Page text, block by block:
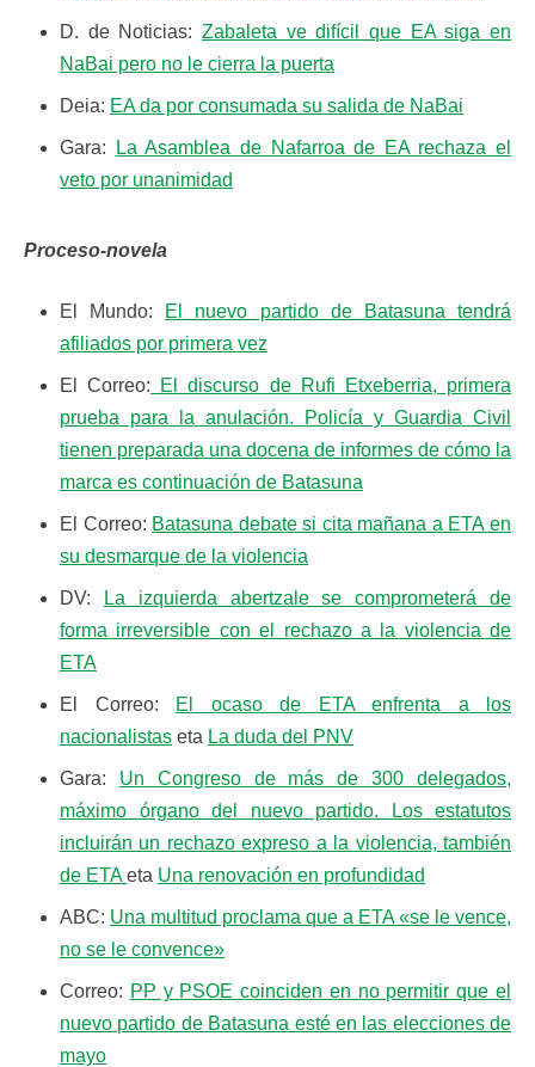
D. de Noticias: Zabaleta ve difícil que EA siga en
NaBai pero no le cierra la puerta
Deia: EA da por consumada su salida de NaBai
Gara:
La Asamblea de Nafarroa de EA rechaza el
veto por unanimidad
Proceso-novela
El Mundo:
El nuevo partido de Batasuna tendrá
afiliados por primera vez
El Correo: El discurso de Rufi Etxeberria, primera
prueba para la anulación. Policía y Guardia Civil
tienen preparada una docena de informes de cómo la
marca es continuación de Batasuna
El Correo: Batasuna debate si cita mañana a ETA en
su desmarque de la violencia
DV:
La izquierda abertzale se comprometerá de
forma irreversible con el rechazo a la violencia de
ETA
El Correo:
El ocaso de ETA enfrenta a los
nacionalistas eta La duda del PNV
Gara: Un Congreso de más de 300 delegados,
máximo órgano del nuevo partido. Los estatutos
incluirán un rechazo expreso a la violencia, también
de ETAeta Una renovación en profundidad
ABC: Una multitud proclama que a ETA «se le vence,
no se le convence»
Correo: PP y PSOE coinciden en no permitir que el
nuevo partido de Batasuna esté en las elecciones de
mayo